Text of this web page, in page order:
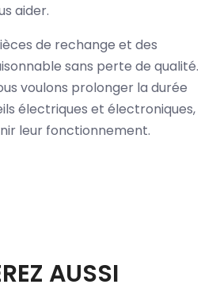
aider.
de rechange et des
sans perte de qualité.
voulons prolonger la durée
électriques et électroniques,
leur fonctionnement.
AUSSI